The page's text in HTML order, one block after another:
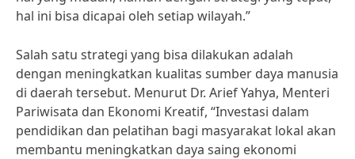
hal ini bisa dicapai oleh setiap wilayah.”
Salah satu strategi yang bisa dilakukan adalah
dengan meningkatkan kualitas sumber daya manusia
di daerah tersebut. Menurut Dr. Arief Yahya, Menteri
Pariwisata dan Ekonomi Kreatif, “Investasi dalam
pendidikan dan pelatihan bagi masyarakat lokal akan
membantu meningkatkan daya saing ekonomi